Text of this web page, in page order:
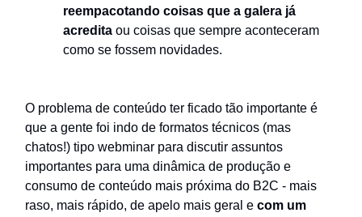
reempacotando coisas que a galera já
acredita ou coisas que sempre aconteceram
como se fossem novidades.
O problema de conteúdo ter ficado tão importante é
que a gente foi indo de formatos técnicos (mas
chatos!) tipo webminar para discutir assuntos
importantes para uma dinâmica de produção e
consumo de conteúdo mais próxima do B2C - mais
raso, mais rápido, de apelo mais geral e com um